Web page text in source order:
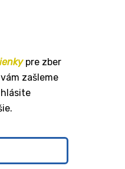
pre zber
zašleme